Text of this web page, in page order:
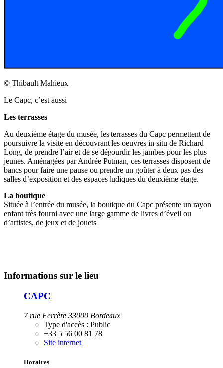
© Thibault Mahieux
Le Capc, c’est aussi
Les terrasses
Au deuxième étage du musée, les terrasses du Capc permettent de
poursuivre la visite en découvrant les oeuvres in situ de Richard
Long, de prendre l’air et de se dégourdir les jambes pour les plus
jeunes. Aménagées par Andrée Putman, ces terrasses disposent de
bancs pour faire une pause ou prendre un goûter à deux pas des
salles d’exposition et des espaces ludiques du deuxième étage.
La boutique
Située à l’entrée du musée, la boutique du Capc présente un rayon
enfant très fourni avec une large gamme de livres d’éveil ou
d’artistes, de jeux et de jouets
Informations sur le lieu
CAPC
7 rue Ferrère 33000 Bordeaux
Type d'accès : Public
+33 5 56 00 81 78
Site internet
Horaires